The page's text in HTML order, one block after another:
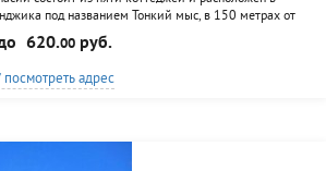
под названием Тонкий мыс, в 150 метрах от
комплекс оснащен круглосуточной охраной,
и бесплатной стоянкой. Вся инфраструктура
доступности.
620.00 руб.
посмотреть адрес